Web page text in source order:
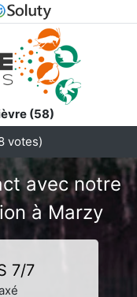
(58)
votes)
avec notre
à Marzy
7/7